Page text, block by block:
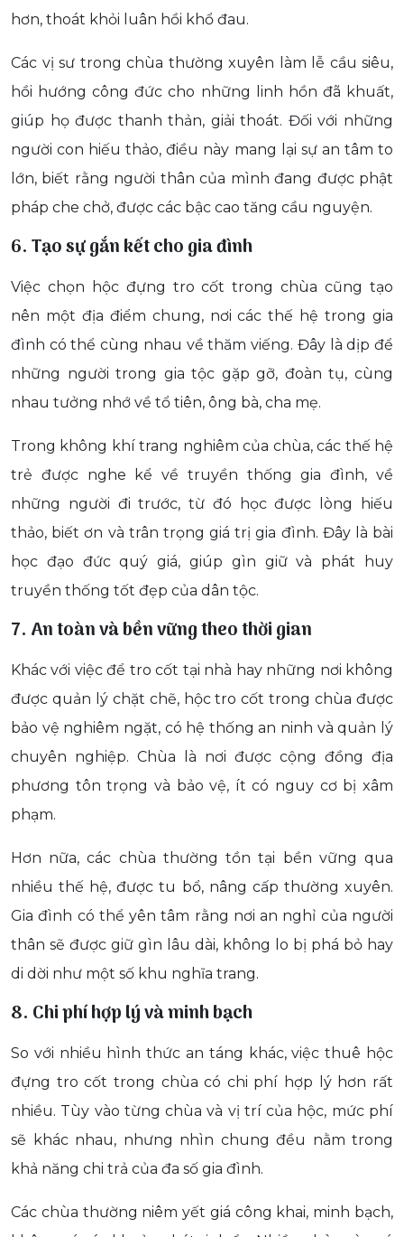
hơn, thoát khỏi luân hồi khổ đau.
Các vị sư trong chùa thường xuyên làm lễ cầu siêu,
hồi hướng công đức cho những linh hồn đã khuất,
giúp họ được thanh thản, giải thoát. Đối với những
người con hiếu thảo, điều này mang lại sự an tâm to
lớn, biết rằng người thân của mình đang được phật
pháp che chở, được các bậc cao tăng cầu nguyện.
6. Tạo sự gắn kết cho gia đình
Việc chọn hộc đựng tro cốt trong chùa cũng tạo
nên một địa điểm chung, nơi các thế hệ trong gia
đình có thể cùng nhau về thăm viếng. Đây là dịp để
những người trong gia tộc gặp gỡ, đoàn tụ, cùng
nhau tưởng nhớ về tổ tiên, ông bà, cha mẹ.
Trong không khí trang nghiêm của chùa, các thế hệ
trẻ được nghe kể về truyền thống gia đình, về
những người đi trước, từ đó học được lòng hiếu
thảo, biết ơn và trân trọng giá trị gia đình. Đây là bài
học đạo đức quý giá, giúp gìn giữ và phát huy
truyền thống tốt đẹp của dân tộc.
7. An toàn và bền vững theo thời gian
Khác với việc để tro cốt tại nhà hay những nơi không
được quản lý chặt chẽ, hộc tro cốt trong chùa được
bảo vệ nghiêm ngặt, có hệ thống an ninh và quản lý
chuyên nghiệp. Chùa là nơi được cộng đồng địa
phương tôn trọng và bảo vệ, ít có nguy cơ bị xâm
phạm.
Hơn nữa, các chùa thường tồn tại bền vững qua
nhiều thế hệ, được tu bổ, nâng cấp thường xuyên.
Gia đình có thể yên tâm rằng nơi an nghỉ của người
thân sẽ được giữ gìn lâu dài, không lo bị phá bỏ hay
di dời như một số khu nghĩa trang.
8. Chi phí hợp lý và minh bạch
So với nhiều hình thức an táng khác, việc thuê hộc
đựng tro cốt trong chùa có chi phí hợp lý hơn rất
nhiều. Tùy vào từng chùa và vị trí của hộc, mức phí
sẽ khác nhau, nhưng nhìn chung đều nằm trong
khả năng chi trả của đa số gia đình.
Các chùa thường niêm yết giá công khai, minh bạch,